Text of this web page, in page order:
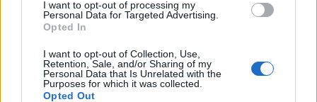
I want to opt-out of processing my
Personal Data for Targeted Advertising.
Opted In
I want to opt-out of Collection, Use,
Retention, Sale, and/or Sharing of my
Personal Data that Is Unrelated with the
Purposes for which it was collected.
Opted Out
Helyi hírek
Bicske vízellátása